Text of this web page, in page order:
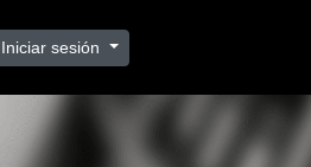
Iniciar sesión